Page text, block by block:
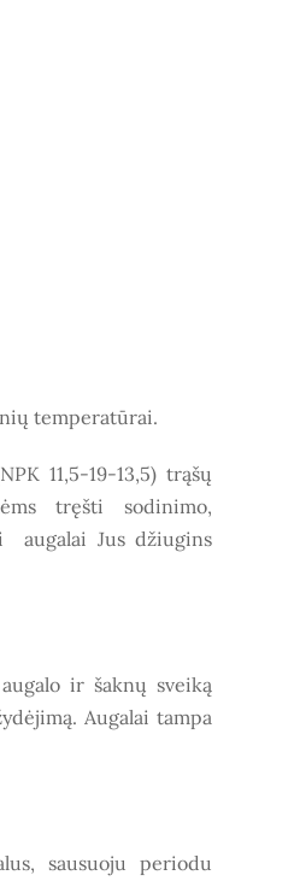
temperatūrai.
11,5-19-13,5) trąšų
tręšti sodinimo,
augalai Jus džiugins
augalo ir šaknų sveiką
Augalai tampa
sausuoju periodu